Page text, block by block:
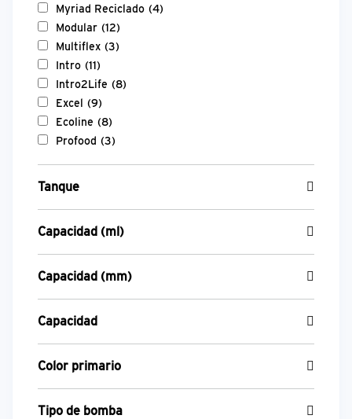
Myriad Reciclado (4)
Modular (12)
Multiflex (3)
Intro (11)
Intro2Life (8)
Excel (9)
Ecoline (8)
Profood (3)
Tanque
Capacidad (ml)
Capacidad (mm)
Capacidad
Color primario
Tipo de bomba